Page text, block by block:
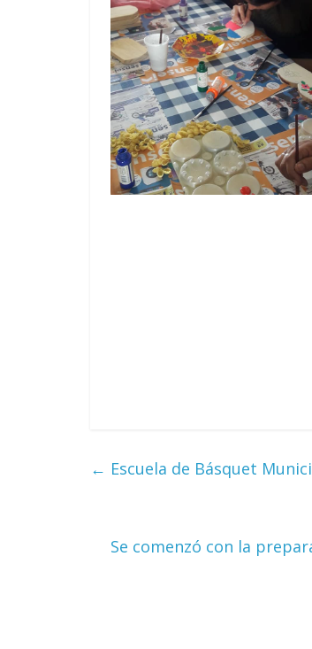
← Escuela de Básquet
Se comenzó con la